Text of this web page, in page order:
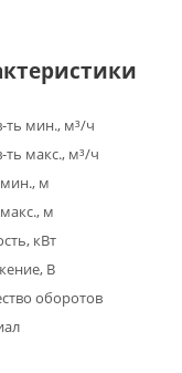
ть мин., м³/ч
ть макс., м³/ч
м
м
кВт
В
оборотов